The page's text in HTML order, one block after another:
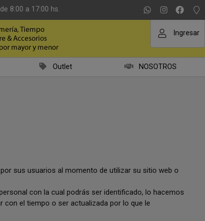
8:00 a 17:00 hs.
Ingresar
Outlet NOSOTROS
sus usuarios al momento de utilizar su sitio web o
con la cual podrás ser identificado, lo hacemos
con el tiempo o ser actualizada por lo que le